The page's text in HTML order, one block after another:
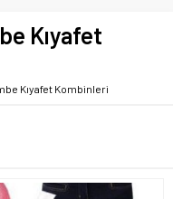
Kıyafet
Kıyafet Kombinleri